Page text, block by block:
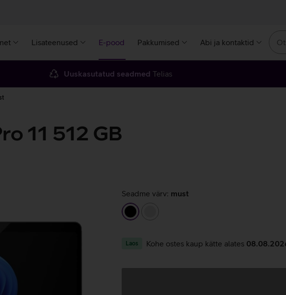
Lisateenused E-pood Pakkumised Abi ja kontaktid
Uuskasutatud seadmed Telias
11 512 GB
Seadme värv: must
must
Laos Kohe ostes kaup kätte alates